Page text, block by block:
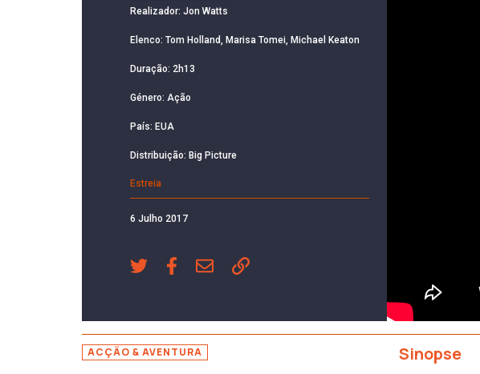
Realizador: Jon Watts
Elenco: Tom Holland, Marisa Tomei, Michael Keaton
Duração: 2h13
Género: Ação
País: EUA
Distribuição: Big Picture
Estreia
6 Julho 2017
ACÇÃO & AVENTURA Sinopse